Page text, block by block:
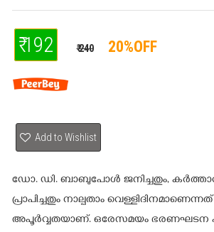
₹ 192 ₹ 240 20%OFF
Add to Wishlist
ഡോ. ഡി. ബാബുപോൾ ജനിച്ചതും,
പ്രാപിച്ചതും നാല്പതാം
അപൂർവ്വതയാണ്. ഒരേസമയം ഭരണഘടന